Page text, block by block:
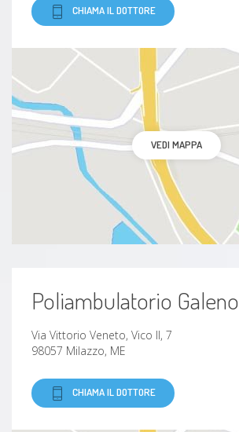
CHIAMA IL DOTTORE
VEDI MAPPA
Poliambulatorio Galeno
Via Vittorio Veneto, Vico II, 7
98057 Milazzo, ME
CHIAMA IL DOTTORE